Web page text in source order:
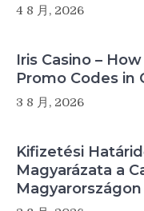
4 8 月, 2026
Iris Casino –
Promo Codes in
3 8 月, 2026
Kifizetési
Magyarázata a
Magyarországon